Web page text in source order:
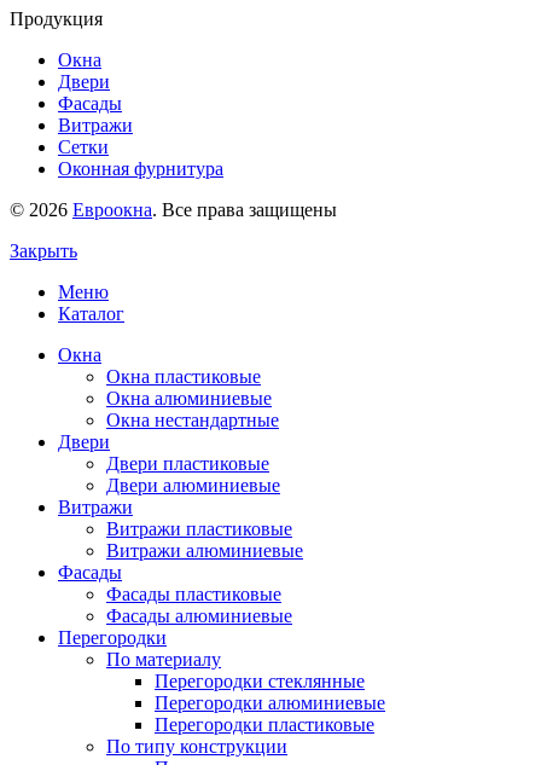
Продукция
Окна
Двери
Фасады
Витражи
Сетки
Оконная фурнитура
© 2026 Евроокна. Все права защищены
Закрыть
Меню
Каталог
Окна
Окна пластиковые
Окна алюминиевые
Окна нестандартные
Двери
Двери пластиковые
Двери алюминиевые
Витражи
Витражи пластиковые
Витражи алюминиевые
Фасады
Фасады пластиковые
Фасады алюминиевые
Перегородки
По материалу
Перегородки стеклянные
Перегородки алюминиевые
Перегородки пластиковые
По типу конструкции